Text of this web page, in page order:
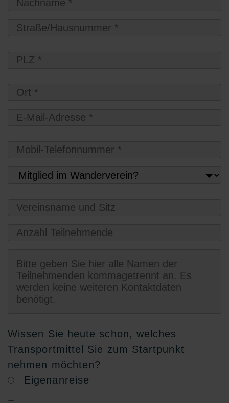
Wissen Sie heute schon, welches
Transportmittel Sie zum Startpunkt
nehmen möchten?
Eigenanreise